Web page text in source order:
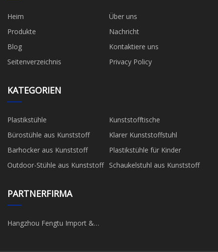
Heim
Über uns
Produkte
Nachricht
Blog
Kontaktiere uns
Seitenverzeichnis
Privacy Policy
KATEGORIEN
Plastikstühle
Kunststofftische
Bürostühle aus Kunststoff
Klarer Kunststoffstuhl
Barhocker aus Kunststoff
Plastikstühle für Kinder
Outdoor-Stühle aus Kunststoff
Schaukelstuhl aus Kunststoff
PARTNERFIRMA
Hangzhou Fengtu Import &